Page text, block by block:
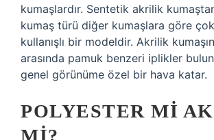
kumaşlardır. Sentetik akrilik
kumaş türü diğer kumaşlara göre
kullanışlı bir modeldir. Akrilik
arasında pamuk benzeri iplikler
genel görünüme özel bir hava katar.
POLYESTER MI
MI?